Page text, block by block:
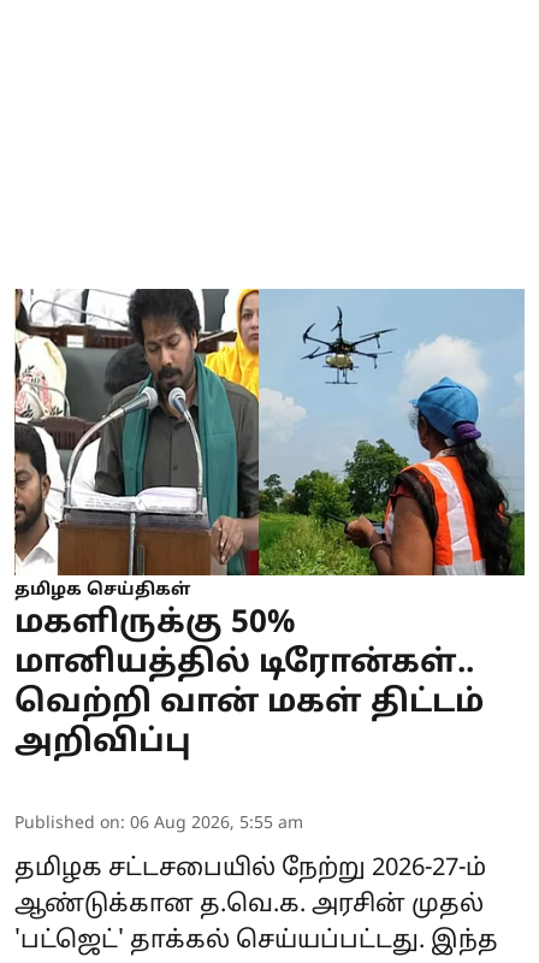
தமிழக செய்திகள்
மகளிருக்கு 50%
மானியத்தில் டிரோன்கள்..
வெற்றி வான் மகள் திட்டம்
அறிவிப்பு
Published on: 06 Aug 2026, 5:55 am
தமிழக சட்டசபையில் நேற்று 2026-27-ம்
ஆண்டுக்கான த.வெ.க. அரசின் முதல்
'பட்ஜெட்' தாக்கல் செய்யப்பட்டது. இந்த